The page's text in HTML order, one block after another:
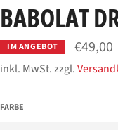
BABOLAT
IM ANGEBOT €49,00
inkl. MwSt. zzgl.
FARBE